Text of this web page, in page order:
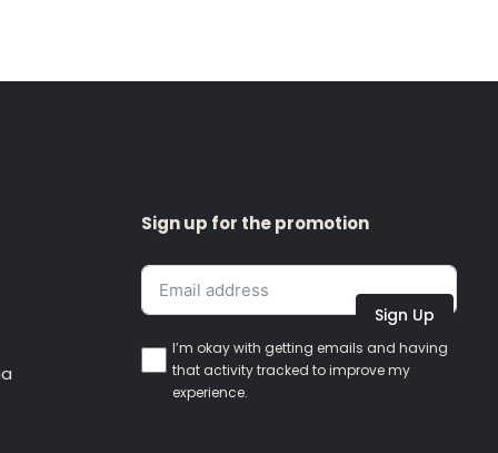
Sign up for the promotion
Sign Up
I’m okay with getting emails and having
that activity tracked to improve my
experience.